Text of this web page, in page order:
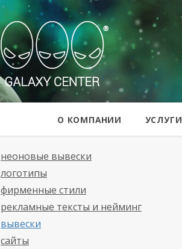
Galaxy Center
О КОМПАНИИ УСЛУГИ
неоновые вывески
логотипы
фирменные стили
рекламные тексты и нейминг
вывески
сайты